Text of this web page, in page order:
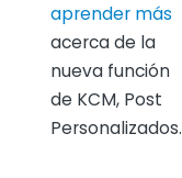
aprender más
acerca de la
nueva función
de KCM, Post
Personalizados.